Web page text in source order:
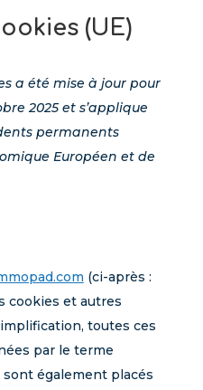
(UE)
a été mise à jour pour
2025 et s’applique
permanents
Européen et de
(ci-après :
cookies et autres
toutes ces
par le terme
sont également placés